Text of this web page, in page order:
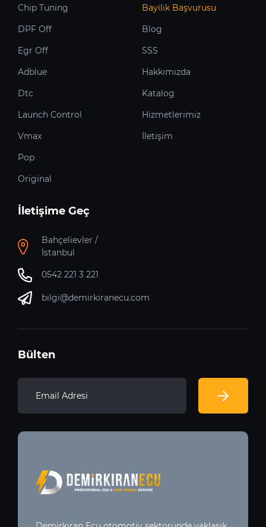
Chip Tuning
DPF Off
Egr Off
Adblue
Dtc
Launch Control
Vmax
Pop
Original
Bayilik Başvurusu
Blog
SSS
Hakkımızda
Katalog
Hizmetlerimiz
İletişim
İletişime Geç
Bahçelievler /
İstanbul
0542 221 3 221
bilgi@demirkiranecu.com
Bülten